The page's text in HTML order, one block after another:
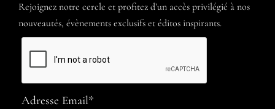
Rejoignez notre cercle et profitez d’un accès privilégié à nos
nouveautés, évènements exclusifs et éditos inspirants.
Adresse Email*